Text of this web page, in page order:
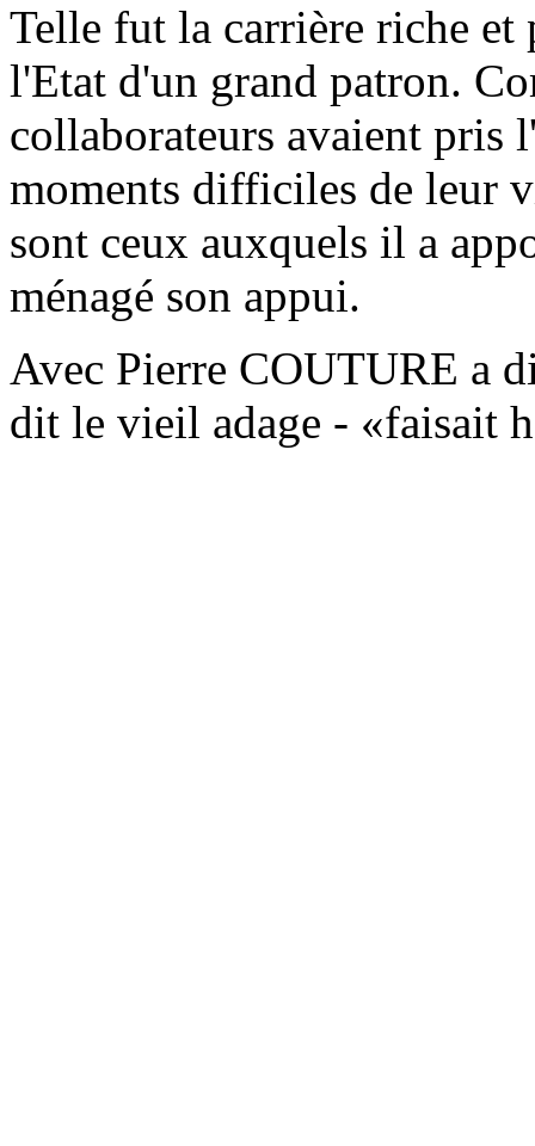
Telle fut la carrière riche et
l'Etat d'un grand patron.
collaborateurs avaient pris
moments difficiles de leur
sont ceux auxquels il a
ménagé son appui.
Avec Pierre COUTURE a
dit le vieil adage - «faisait